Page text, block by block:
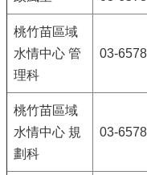
桃竹苗區域
水情中心 管
理科
03-
桃竹苗區域
水情中心 規
劃科
03-